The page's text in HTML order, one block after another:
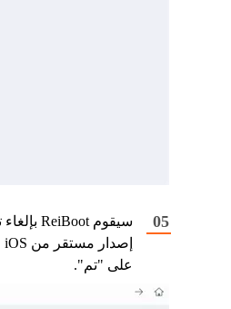
على "تم".